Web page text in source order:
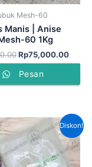
Mesh-60
Manis | Anise
60 1Kg
Rp75,000.00
Pesan
Diskon!
Harga
aslinya
adalah:
Rp80,000.00.
Harga
saat
ini